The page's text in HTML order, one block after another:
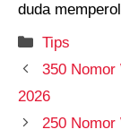
duda
Kategori
Tips
350 Nomor
2026
250 Nomor